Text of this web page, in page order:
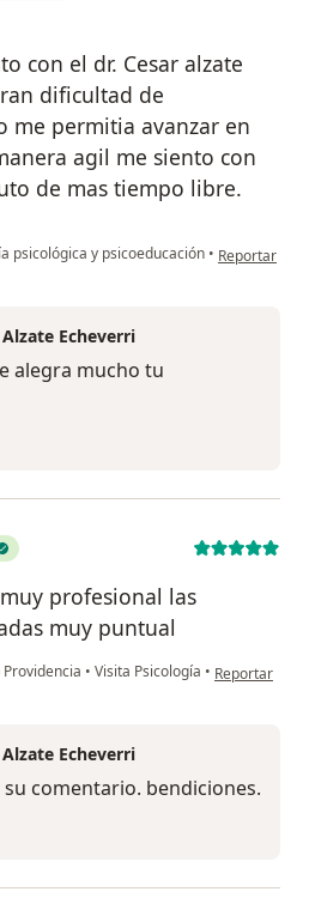
con el dr. Cesar alzate
dificultad de
me permitia avanzar en
agil me siento con
de mas tiempo libre.
psicológica y psicoeducación • en opinión
Reportar
Echeverri
alegra mucho tu
profesional las
muy puntual
• Visita Psicología • en opinión
Reportar
Echeverri
comentario. bendiciones.